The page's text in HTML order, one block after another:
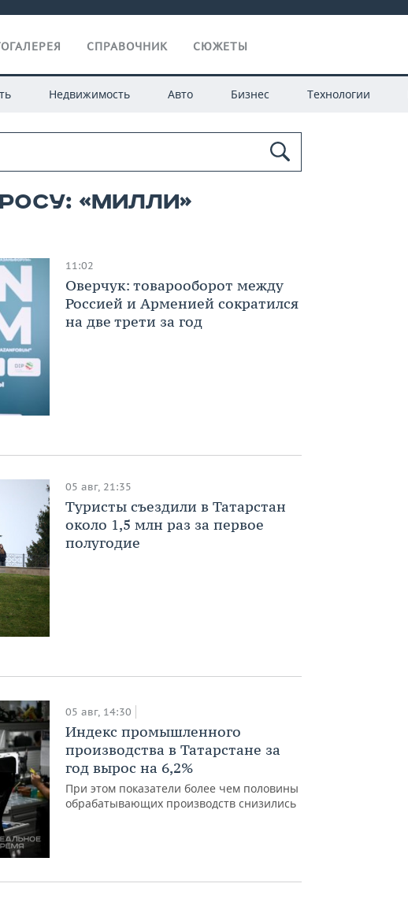
СПРАВОЧНИК СЮЖЕТЫ
Недвижимость Авто Бизнес Технологии
«милли»
11:02
Оверчук: товарооборот между
Россией и Арменией сократился
на две трети за год
05 авг, 21:35
Туристы съездили в Татарстан
около 1,5 млн раз за первое
полугодие
05 авг, 14:30
Индекс промышленного
производства в Татарстане за
год вырос на 6,2%
При этом показатели более чем половины
обрабатывающих производств снизились